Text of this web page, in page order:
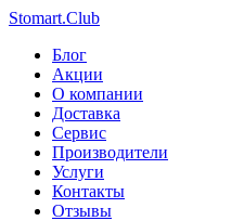
Stomart.Club
Блог
Акции
О компании
Доставка
Сервис
Производители
Услуги
Контакты
Отзывы